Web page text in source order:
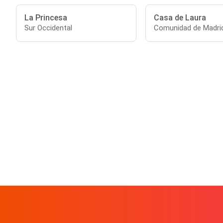
La Princesa
Sur Occidental
Casa de Laura
Comunidad de